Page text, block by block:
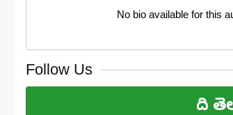
No bio available for this
Follow Us
ది